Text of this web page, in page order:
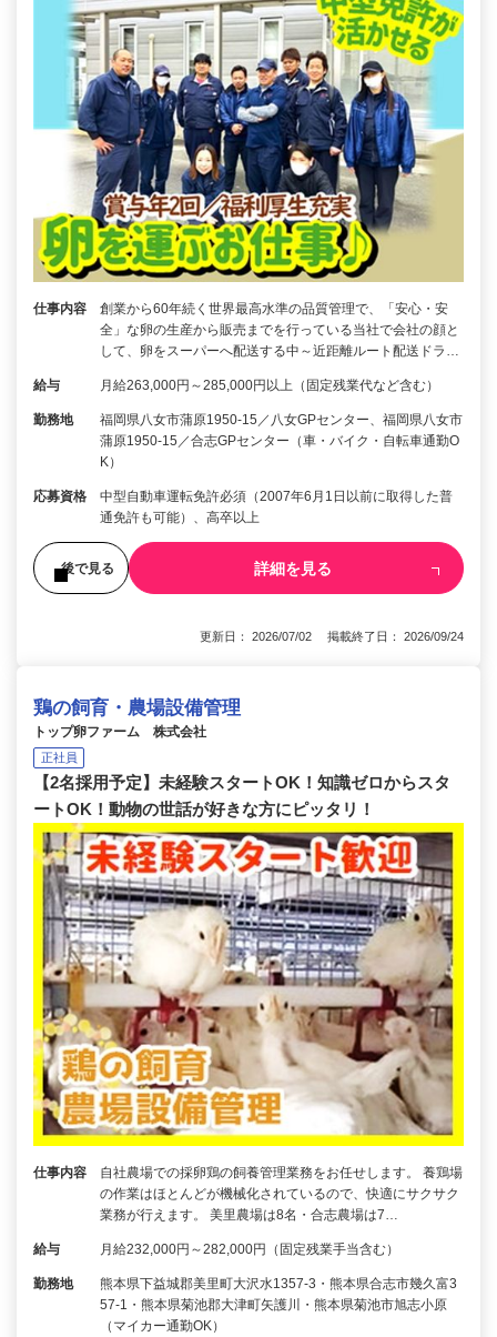
仕事内容
創業から60年続く世界最高水準の品質管理で、「安心・安
全」な卵の生産から販売までを行っている当社で会社の顔と
して、卵をスーパーへ配送する中～近距離ルート配送ドラ…
給与 月給263,000円～285,000円以上（固定残業代など含む）
勤務地
福岡県八女市蒲原1950-15／八女GPセンター、福岡県八女市
蒲原1950-15／合志GPセンター（車・バイク・自転車通勤O
K）
応募資格
中型自動車運転免許必須（2007年6月1日以前に取得した普
通免許も可能）、高卒以上
後で見る 詳細を見る
更新日： 2026/07/02 掲載終了日： 2026/09/24
鶏の飼育・農場設備管理
トップ卵ファーム 株式会社
正社員
【2名採用予定】未経験スタートOK！知識ゼロからスタ
ートOK！動物の世話が好きな方にピッタリ！
仕事内容
自社農場での採卵鶏の飼養管理業務をお任せします。 養鶏場
の作業はほとんどが機械化されているので、快適にサクサク
業務が行えます。 美里農場は8名・合志農場は7…
給与 月給232,000円～282,000円（固定残業手当含む）
勤務地
熊本県下益城郡美里町大沢水1357‐3・熊本県合志市幾久富3
57-1・熊本県菊池郡大津町矢護川・熊本県菊池市旭志小原
（マイカー通勤OK）